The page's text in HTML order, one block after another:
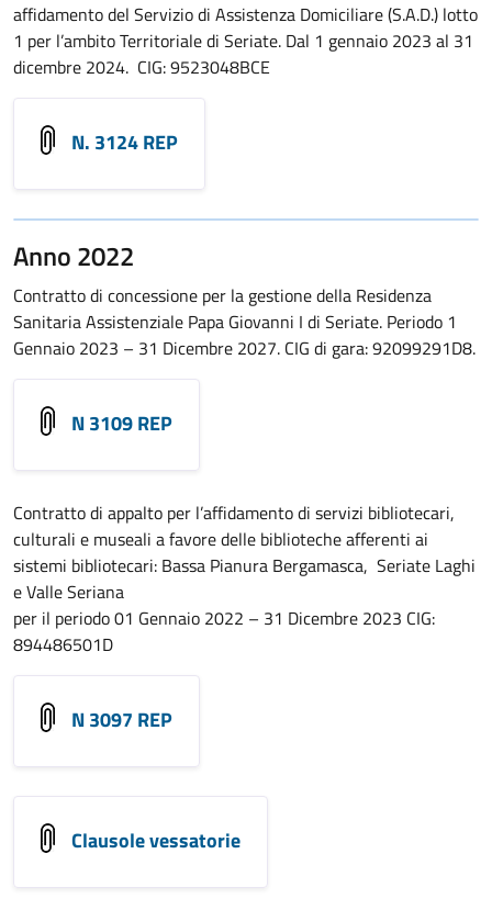
affidamento del Servizio di Assistenza Domiciliare (S.A.D.) lotto
1 per l’ambito Territoriale di Seriate. Dal 1 gennaio 2023 al 31
dicembre 2024. CIG: 9523048BCE
N. 3124 REP
Anno 2022
Contratto di concessione per la gestione della Residenza
Sanitaria Assistenziale Papa Giovanni I di Seriate. Periodo 1
Gennaio 2023 – 31 Dicembre 2027. CIG di gara: 92099291D8.
N 3109 REP
Contratto di appalto per l’affidamento di servizi bibliotecari,
culturali e museali a favore delle biblioteche afferenti ai
sistemi bibliotecari: Bassa Pianura Bergamasca, Seriate Laghi
e Valle Seriana
per il periodo 01 Gennaio 2022 – 31 Dicembre 2023 CIG:
894486501D
N 3097 REP
Clausole vessatorie